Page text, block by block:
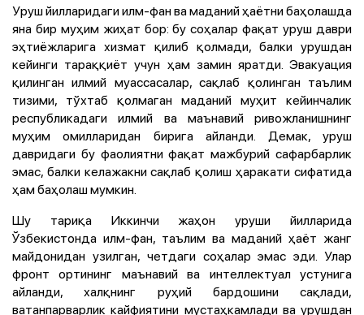
Уруш йилларидаги илм-фан ва маданий ҳаётни баҳолашда
яна бир муҳим жиҳат бор: бу соҳалар фақат уруш даври
эҳтиёжларига хизмат қилиб қолмади, балки урушдан
кейинги тараққиёт учун ҳам замин яратди. Эвакуация
қилинган илмий муассасалар, сақлаб қолинган таълим
тизими, тўхтаб қолмаган маданий муҳит кейинчалик
республикадаги илмий ва маънавий ривожланишнинг
муҳим омилларидан бирига айланди. Демак, уруш
давридаги бу фаолиятни фақат мажбурий сафарбарлик
эмас, балки келажакни сақлаб қолиш ҳаракати сифатида
ҳам баҳолаш мумкин.
Шу тариқа Иккинчи жаҳон уруши йилларида
Ўзбекистонда илм-фан, таълим ва маданий ҳаёт жанг
майдонидан узилган, четдаги соҳалар эмас эди. Улар
фронт ортининг маънавий ва интеллектуал устунига
айланди, халқнинг руҳий бардошини сақлади,
ватанпарварлик кайфиятини мустаҳкамлади ва урушдан